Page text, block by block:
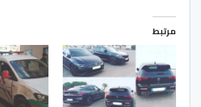
مرتبط